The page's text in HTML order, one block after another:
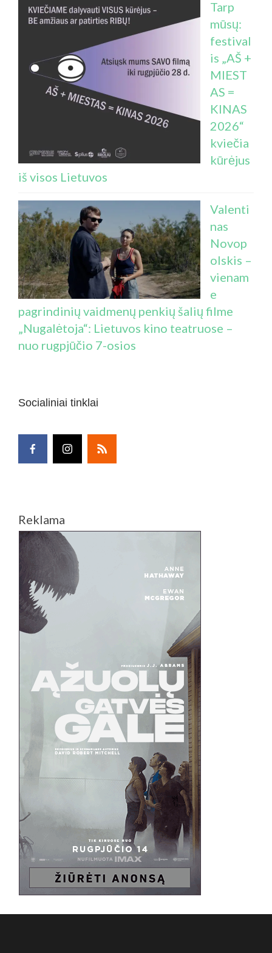
Tarp
mūsų:
festival
is „AŠ +
MIEST
AS =
KINAS
2026“
kviečia
kūrėjus
iš visos Lietuvos
Valenti
nas
Novop
olskis –
vienam
e
pagrindinių vaidmenų penkių šalių filme
„Nugalėtoja“: Lietuvos kino teatruose –
nuo rugpjūčio 7-osios
Socialiniai tinklai
Reklama